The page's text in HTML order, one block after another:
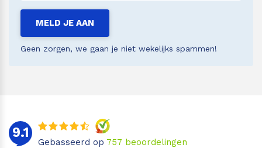
Geen zorgen, we gaan je niet wekelijks spammen!
MELD JE AAN
9.1
Gebasseerd op 757 beoordelingen